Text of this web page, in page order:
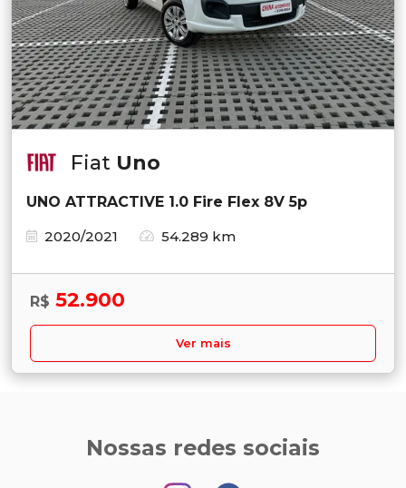
Fiat Uno
UNO ATTRACTIVE 1.0 Fire Flex 8V 5p
2020/2021
54.289 km
R$ 52.900
Ver mais
Nossas redes sociais